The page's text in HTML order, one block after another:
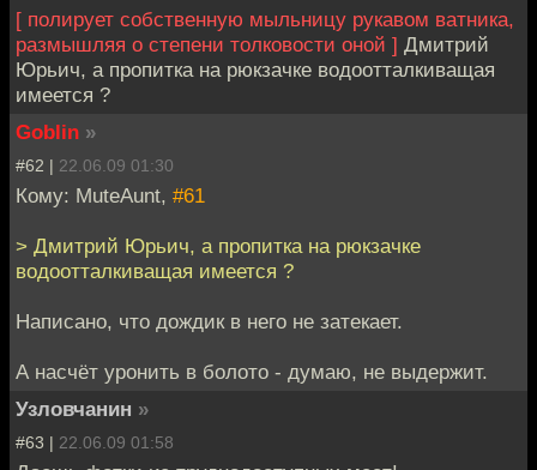
[ полирует собственную мыльницу рукавом ватника,
размышляя о степени толковости оной ] Дмитрий
Юрьич, а пропитка на рюкзачке водоотталкиващая
имеется ?
Goblin »
#62 | 22.06.09 01:30
Кому: MuteAunt, #61
> Дмитрий Юрьич, а пропитка на рюкзачке
водоотталкиващая имеется ?
Написано, что дождик в него не затекает.
А насчёт уронить в болото - думаю, не выдержит.
Узловчанин »
#63 | 22.06.09 01:58